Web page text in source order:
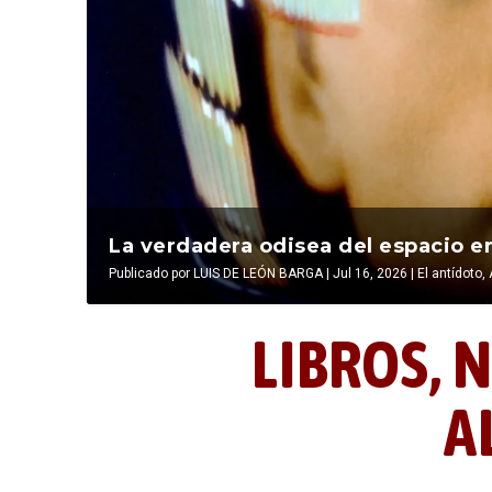
La última postal de la temporada
Publicado porLIBROS, NOCTUNIDAD Y ALEVOSÍA| Jul 16, 2026
La verdadera odisea del espacio
Publicado porLUIS DE LEÓN BARGA |Jul 16, 2026 |El antídoto
LIBROS,